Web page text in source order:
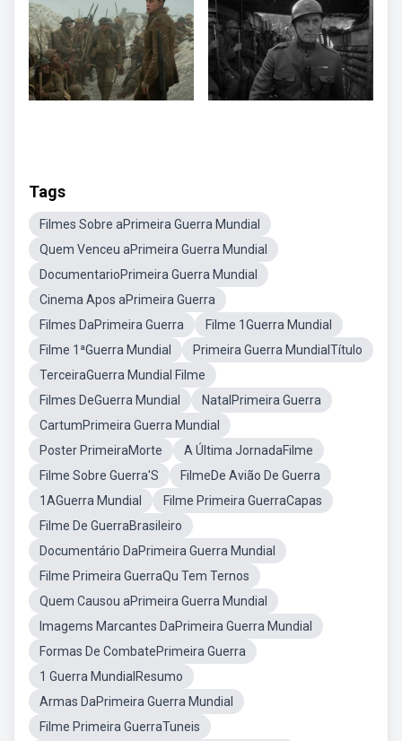
Tags
Filmes Sobre aPrimeira Guerra Mundial
Quem Venceu aPrimeira Guerra Mundial
DocumentarioPrimeira Guerra Mundial
Cinema Apos aPrimeira Guerra
Filmes DaPrimeira Guerra
Filme 1Guerra Mundial
Filme 1ªGuerra Mundial
Primeira Guerra MundialTítulo
TerceiraGuerra Mundial Filme
Filmes DeGuerra Mundial
NatalPrimeira Guerra
CartumPrimeira Guerra Mundial
Poster PrimeiraMorte
A Última JornadaFilme
Filme Sobre Guerra'S
FilmeDe Avião De Guerra
1AGuerra Mundial
Filme Primeira GuerraCapas
Filme De GuerraBrasileiro
Documentário DaPrimeira Guerra Mundial
Filme Primeira GuerraQu Tem Ternos
Quem Causou aPrimeira Guerra Mundial
Imagems Marcantes DaPrimeira Guerra Mundial
Formas De CombatePrimeira Guerra
1 Guerra MundialResumo
Armas DaPrimeira Guerra Mundial
Filme Primeira GuerraTuneis